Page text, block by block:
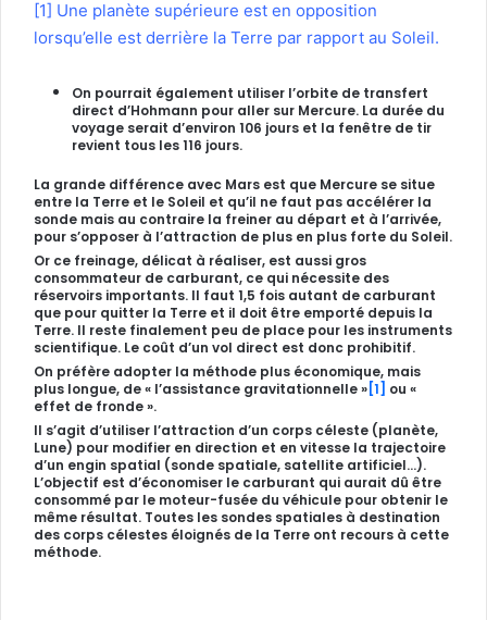
[1] Une planète supérieure est en opposition
lorsqu’elle est derrière la Terre par rapport au Soleil.
On pourrait également utiliser l’orbite de transfert
direct d’Hohmann pour aller sur Mercure. La durée du
voyage serait d’environ 106 jours et la fenêtre de tir
revient tous les 116 jours.
La grande différence avec Mars est que Mercure se situe
entre la Terre et le Soleil et qu’il ne faut pas accélérer la
sonde mais au contraire la freiner au départ et à l’arrivée,
pour s’opposer à l’attraction de plus en plus forte du Soleil.
Or ce freinage, délicat à réaliser, est aussi gros
consommateur de carburant, ce qui nécessite des
réservoirs importants. Il faut 1,5 fois autant de carburant
que pour quitter la Terre et il doit être emporté depuis la
Terre. Il reste finalement peu de place pour les instruments
scientifique. Le coût d’un vol direct est donc prohibitif.
On préfère adopter la méthode plus économique, mais
plus longue, de« l’assistance gravitationnelle»[1] ou «
effet de fronde ».
Il s’agit d’utiliser l’attraction d’un corps céleste (planète,
Lune) pour modifier en direction et en vitesse la trajectoire
d’un engin spatial (sonde spatiale, satellite artificiel…).
L’objectif est d’économiser le carburant qui aurait dû être
consommé par le moteur-fusée du véhicule pour obtenir le
même résultat. Toutes les sondes spatiales à destination
des corps célestes éloignés de la Terre ont recours à cette
méthode.